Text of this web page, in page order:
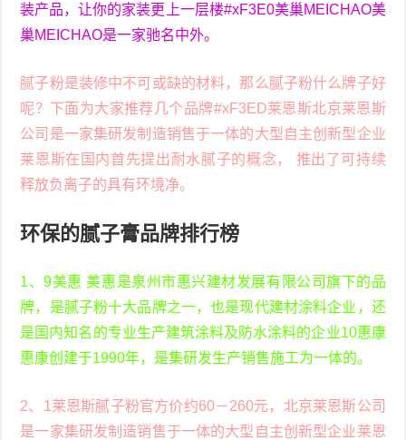
装产品，让你的家装更上一层楼#xF3E0美巢MEICHAO美
巢MEICHAO是一家驰名中外。
腻子粉是装修中不可或缺的材料，那么腻子粉什么牌子好
呢？下面为大家推荐几个品牌#xF3ED莱恩斯北京莱恩斯
公司是一家集研发制造销售于一体的大型自主创新型企业
莱恩斯在国内首先提出耐水腻子的概念， 推出了可持续
释放负离子的具有环境净。
环保的腻子膏品牌排行榜
1、9美惠 美惠是泉州市惠兴建材发展有限公司旗下的品
牌，是腻子粉十大品牌之一，也是现代建材涂料企业，还
是国内知名的专业生产建筑涂料及防水涂料的企业10惠康
惠康创建于1990年，是集研发生产销售施工为一体的。
2、1莱恩斯腻子粉官方价约60－260元，北京莱恩斯公司
是一家集研发制造销售于一体的大型自主创新型企业莱恩